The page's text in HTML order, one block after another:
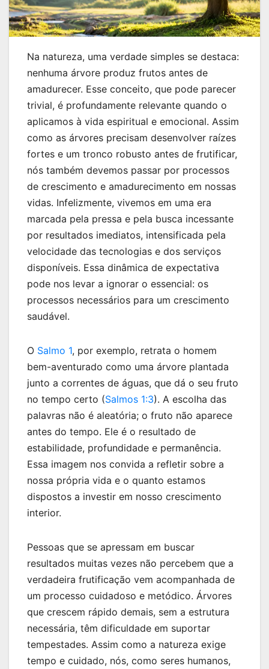
Na natureza, uma verdade simples se destaca:
nenhuma árvore produz frutos antes de
amadurecer. Esse conceito, que pode parecer
trivial, é profundamente relevante quando o
aplicamos à vida espiritual e emocional. Assim
como as árvores precisam desenvolver raízes
fortes e um tronco robusto antes de frutificar,
nós também devemos passar por processos
de crescimento e amadurecimento em nossas
vidas. Infelizmente, vivemos em uma era
marcada pela pressa e pela busca incessante
por resultados imediatos, intensificada pela
velocidade das tecnologias e dos serviços
disponíveis. Essa dinâmica de expectativa
pode nos levar a ignorar o essencial: os
processos necessários para um crescimento
saudável.
O Salmo 1, por exemplo, retrata o homem
bem-aventurado como uma árvore plantada
junto a correntes de águas, que dá o seu fruto
no tempo certo (Salmos 1:3). A escolha das
palavras não é aleatória; o fruto não aparece
antes do tempo. Ele é o resultado de
estabilidade, profundidade e permanência.
Essa imagem nos convida a refletir sobre a
nossa própria vida e o quanto estamos
dispostos a investir em nosso crescimento
interior.
Pessoas que se apressam em buscar
resultados muitas vezes não percebem que a
verdadeira frutificação vem acompanhada de
um processo cuidadoso e metódico. Árvores
que crescem rápido demais, sem a estrutura
necessária, têm dificuldade em suportar
tempestades. Assim como a natureza exige
tempo e cuidado, nós, como seres humanos,